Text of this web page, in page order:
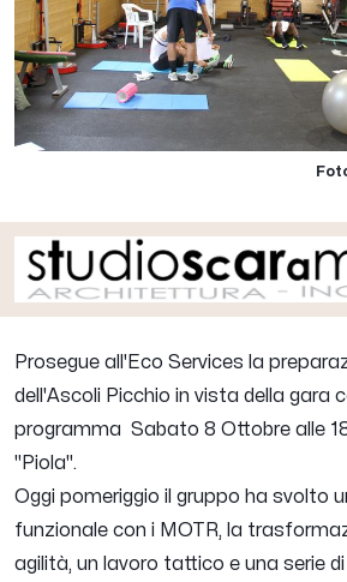
Prosegue all'Eco Services la
dell'Ascoli Picchio in vista della gara
programma Sabato 8 Ottobre alle
"Piola".
Oggi pomeriggio il gruppo ha svolto
funzionale con i MOTR, la
agilità, un lavoro tattico e una serie